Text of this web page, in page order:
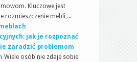
Kluczowe jest
rozmieszczenie mebli,...
jak je rozpoznać
zaradzić problemom
Wiele osób nie zdaje sobie